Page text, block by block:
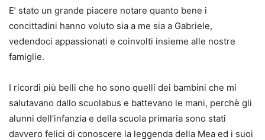
E’ stato un grande piacere notare quanto bene i
concittadini hanno voluto sia a me sia a Gabriele,
vedendoci appassionati e coinvolti insieme alle nostre
famiglie.
I ricordi più belli che ho sono quelli dei bambini che mi
salutavano dallo scuolabus e battevano le mani, perchè gli
alunni dell’infanzia e della scuola primaria sono stati
davvero felici di conoscere la leggenda della Mea ed i suoi